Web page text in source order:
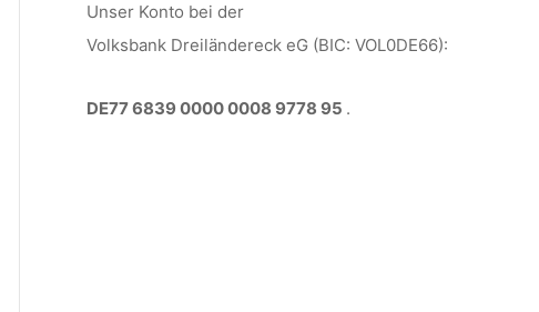
Unser Konto bei der
Volksbank Dreiländereck eG (BIC: VOL0DE66):
DE77 6839 0000 0008 9778 95 .